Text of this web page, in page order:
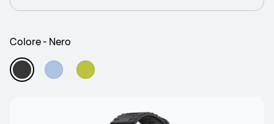
Colore - Nero